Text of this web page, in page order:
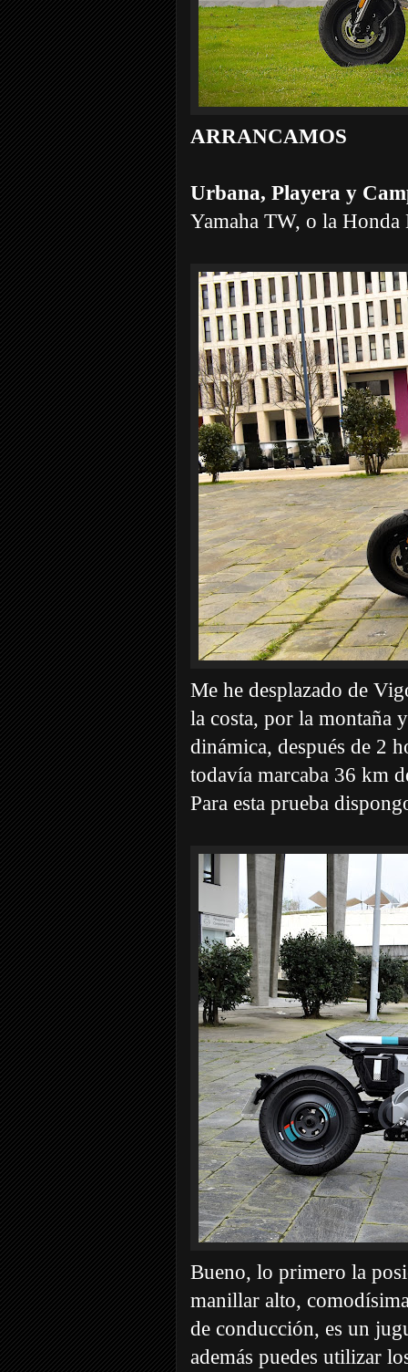
ARRANCAMOS
Urbana, Playera y
Yamaha TW, o la
Me he desplazado de
la costa, por la montaña
dinámica, después de 2
todavía marcaba 36 km
Para esta prueba
Bueno, lo primero la
manillar alto,
de conducción, es un
además puedes utilizar